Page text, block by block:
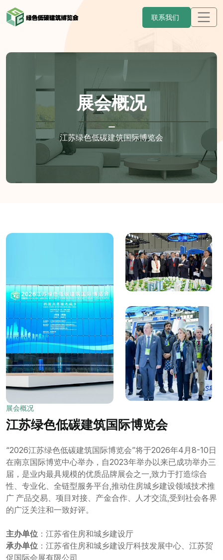
联系我们
展会概况
江苏绿色低碳建筑国际博览会
展会概况
江苏绿色低碳建筑国际博览会
“2026江苏绿色低碳建筑国际博览会”将于2026年4月8-10日
在南京国际博览中心举办，自2023年举办以来已成功举办三
届，是业内最具规模的优质品牌展会之一,致力于打造综合
性、专业化、全链型服务平台,推动住房城乡建设领域技术推
广 产品交易、项目对接、产金合作、人才交流,受到社会各界
的广泛关注和一致好评。
主办单位 ：江苏省住房和城乡建设厅
承办单位 ：江苏省住房和城乡建设厅科技发展中心、江苏贸
促国际会展有限公司